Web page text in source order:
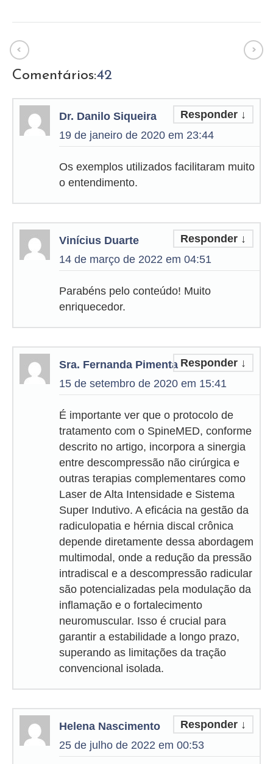
Comentários:42
Dr. Danilo Siqueira
19 de janeiro de 2020 em 23:44
Responder ↓
Os exemplos utilizados facilitaram muito
o entendimento.
Vinícius Duarte
14 de março de 2022 em 04:51
Responder ↓
Parabéns pelo conteúdo! Muito
enriquecedor.
Sra. Fernanda Pimenta
15 de setembro de 2020 em 15:41
Responder ↓
É importante ver que o protocolo de
tratamento com o SpineMED, conforme
descrito no artigo, incorpora a sinergia
entre descompressão não cirúrgica e
outras terapias complementares como
Laser de Alta Intensidade e Sistema
Super Indutivo. A eficácia na gestão da
radiculopatia e hérnia discal crônica
depende diretamente dessa abordagem
multimodal, onde a redução da pressão
intradiscal e a descompressão radicular
são potencializadas pela modulação da
inflamação e o fortalecimento
neuromuscular. Isso é crucial para
garantir a estabilidade a longo prazo,
superando as limitações da tração
convencional isolada.
Helena Nascimento
25 de julho de 2022 em 00:53
Responder ↓